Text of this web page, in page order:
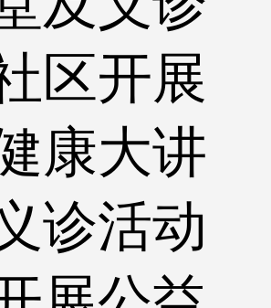
区开展
康大讲
诊活动